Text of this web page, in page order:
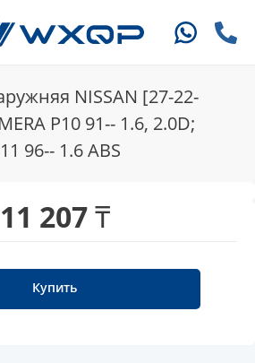
NISSAN [27-22-
P10 91-- 1.6, 2.0D;
96-- 1.6 ABS
11 207 ₸
Купить